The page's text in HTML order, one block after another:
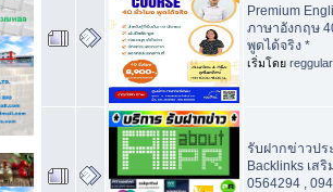
Premium
ภาษาอังกฤษ
พูดได้จริง *
เริ่มโดย
รับฝากข่าวป
Backlinks เส
0564294 ,